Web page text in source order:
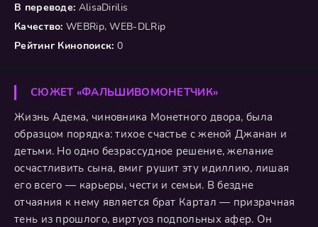
В переводе: AlisaDirilis
Качество: WEBRip, WEB-DLRip
Рейтинг Кинопоиск: 0
СЮЖЕТ «ФАЛЬШИВОМОНЕТЧИК»
Жизнь Адема, чиновника Монетного двора, была
образцом порядка: тихое счастье с женой Джанан и
детьми. Но одно безрассудное решение, желание
осчастливить сына, вмиг рушит эту идиллию, лишая
его всего — карьеры, чести и семьи. В бездне
отчаяния к нему является брат Картал — призрачная
тень из прошлого, виртуоз подпольных афер. Он